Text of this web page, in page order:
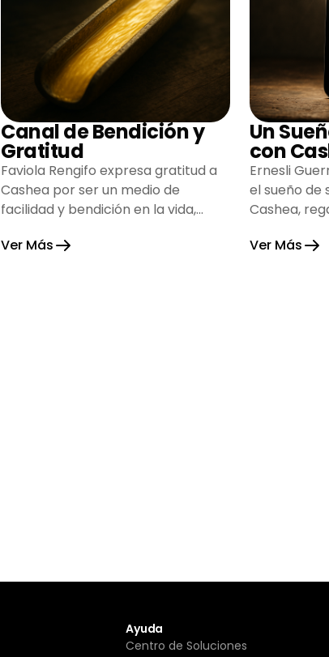
Canal de Bendición y
Gratitud
Faviola Rengifo expresa gratitud a
Cashea por ser un medio de
facilidad y bendición en la vida,
esperanza.
Ver Más
Un
con
Ernesli
el sueño de
Cashea,
alegría su
Ver Más
Ayuda
Centro de Soluciones